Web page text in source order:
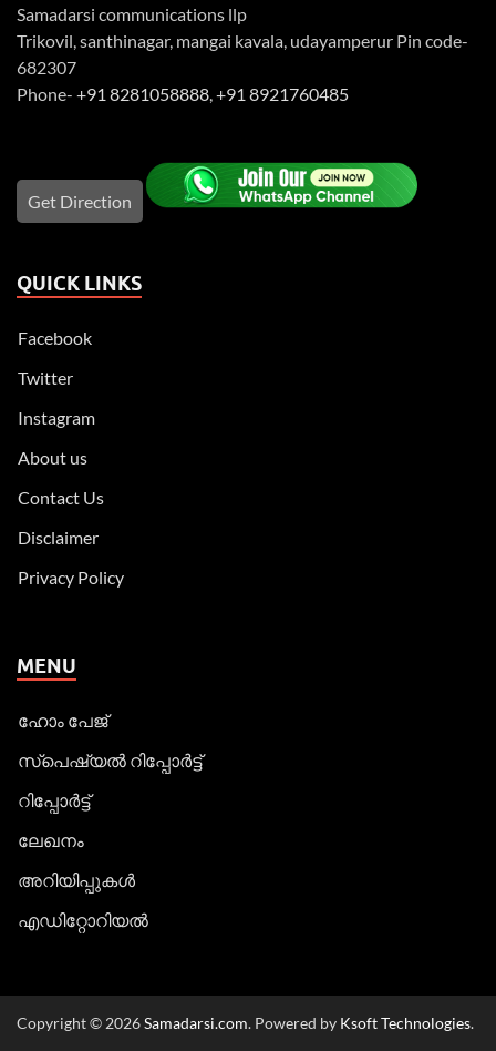
Samadarsi communications llp
Trikovil, santhinagar, mangai kavala, udayamperur Pin code-
682307
Phone- +91 8281058888,+91 8921760485
Get Direction
QUICK LINKS
Facebook
Twitter
Instagram
About us
Contact Us
Disclaimer
Privacy Policy
MENU
ഹോം പേജ്
സ്പെഷ്യൽ റിപ്പോര്‍ട്ട്
റിപ്പോര്‍ട്ട്
ലേഖനം
അറിയിപ്പുകള്‍
എഡിറ്റോറിയല്‍
Copyright © 2026Samadarsi.com. Powered by Ksoft Technologies.